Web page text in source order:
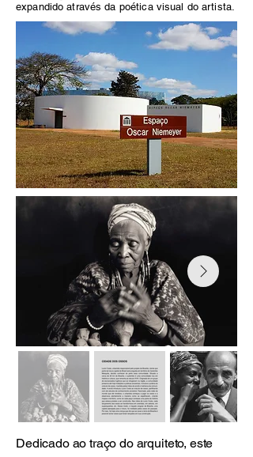
expandido através da poética visual do artista.
Dedicado ao traço do arquiteto, este